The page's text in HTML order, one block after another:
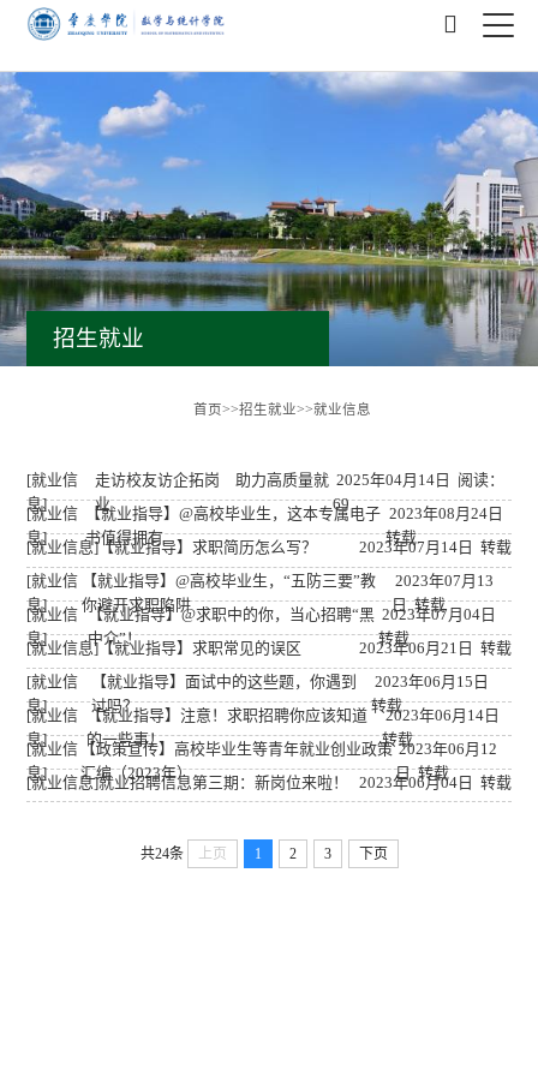
招生就业
首页>>招生就业>>就业信息
[就业信
息]
走访校友访企拓岗 助力高质量就
业
2025年04月14日 阅读：
69
[就业信
息]
【就业指导】@高校毕业生，这本专属电子
书值得拥有
2023年08月24日
转载
[就业信息]【就业指导】求职简历怎么写？
2023年07月14日 转载
[就业信
息]
【就业指导】@高校毕业生，“五防三要”教
你避开求职陷阱
2023年07月13
日 转载
[就业信
息]
【就业指导】@求职中的你，当心招聘“黑
中介”！
2023年07月04日
转载
[就业信息] 【就业指导】求职常见的误区
2023年06月21日 转载
[就业信
息]
【就业指导】面试中的这些题，你遇到
过吗？
2023年06月15日
转载
[就业信
息]
【就业指导】注意！求职招聘你应该知道
的一些事！
2023年06月14日
转载
[就业信
息]
【政策宣传】高校毕业生等青年就业创业政策
汇编（2023年）
2023年06月12
日 转载
[就业信息]就业招聘信息第三期：新岗位来啦！ 2023年06月04日 转载
共24条 上页 1 2 3 下页